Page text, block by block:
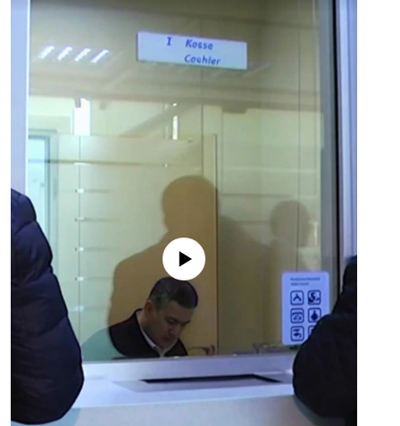
No media source currently available